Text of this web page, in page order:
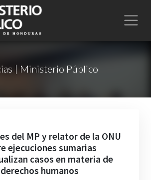
| Ministerio Público
del MP y relator de la ONU
ejecuciones sumarias
casos en materia de
derechos humanos